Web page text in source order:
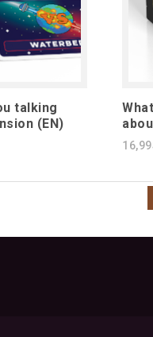
talking
(EN)